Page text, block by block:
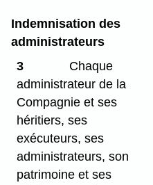
Indemnisation des
administrateurs
3
Chaque
administrateur de la
Compagnie et ses
héritiers, ses
exécuteurs, ses
administrateurs, son
patrimoine et ses